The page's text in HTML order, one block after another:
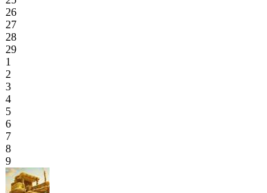
26
27
28
29
1
2
3
4
5
6
7
8
9